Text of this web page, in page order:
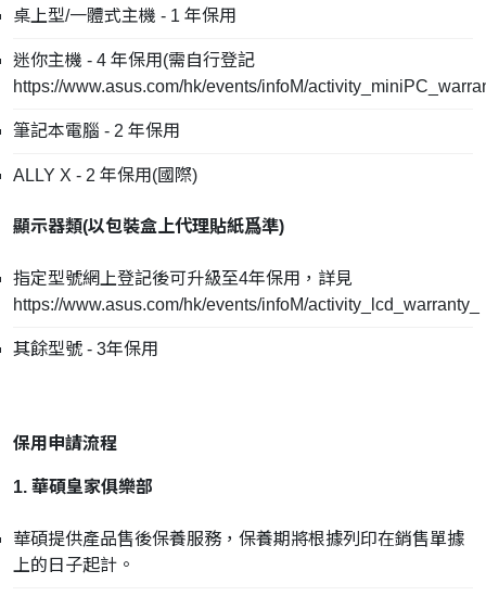
桌上型/一體式主機 - 1 年保用
迷你主機 - 4 年保用(需自行登記
https://www.asus.com/hk/events/infoM/
筆記本電腦 - 2 年保用
ALLY X - 2 年保用(國際)
顯示器類(以包裝盒上代理貼紙爲準)
指定型號網上登記後可升級至4年保用，詳見
https://www.asus.com/hk/events/infoM/activity_lcd_warranty_
其餘型號 - 3年保用
保用申請流程
1. 華碩皇家俱樂部
華碩提供產品售後保養服務，保養期將根據列印在銷售單據
上的日子起計。